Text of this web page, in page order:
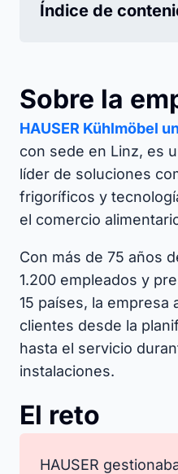
Índice de
Sobre la
HAUSER Kühlmöbel
con sede en Linz, es
líder de soluciones
frigoríficos y
el comercio
Con más de 75 años
1.200 empleados y
15 países, la empresa
clientes desde la
hasta el servicio
instalaciones.​
El reto
HAUSER